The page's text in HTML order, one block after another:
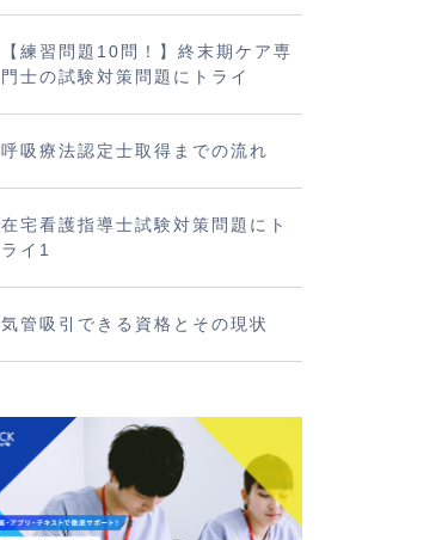
【練習問題10問！】終末期ケア専
門士の試験対策問題にトライ
呼吸療法認定士取得までの流れ
在宅看護指導士試験対策問題にト
ライ1
気管吸引できる資格とその現状